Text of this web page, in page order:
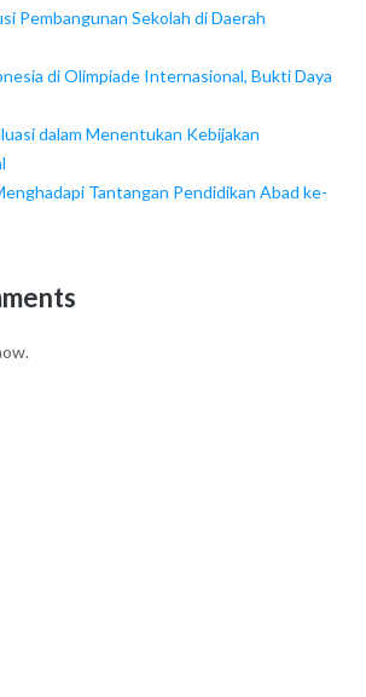
Pembangunan Sekolah di Daerah
di Olimpiade Internasional, Bukti Daya
dalam Menentukan Kebijakan
Tantangan Pendidikan Abad ke-